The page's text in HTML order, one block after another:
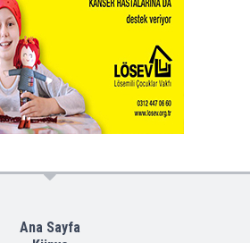
Ana Sayfa